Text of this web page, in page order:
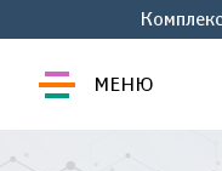
МЕНЮ